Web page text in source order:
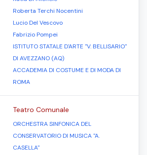
Roberta Terchi Nocentini
Lucio Del Vescovo
Fabrizio Pompei
ISTITUTO STATALE D'ARTE "V. BELLISARIO"
DI AVEZZANO (AQ)
ACCADEMIA DI COSTUME E DI MODA DI
ROMA
Teatro Comunale
ORCHESTRA SINFONICA DEL
CONSERVATORIO DI MUSICA "A.
CASELLA"